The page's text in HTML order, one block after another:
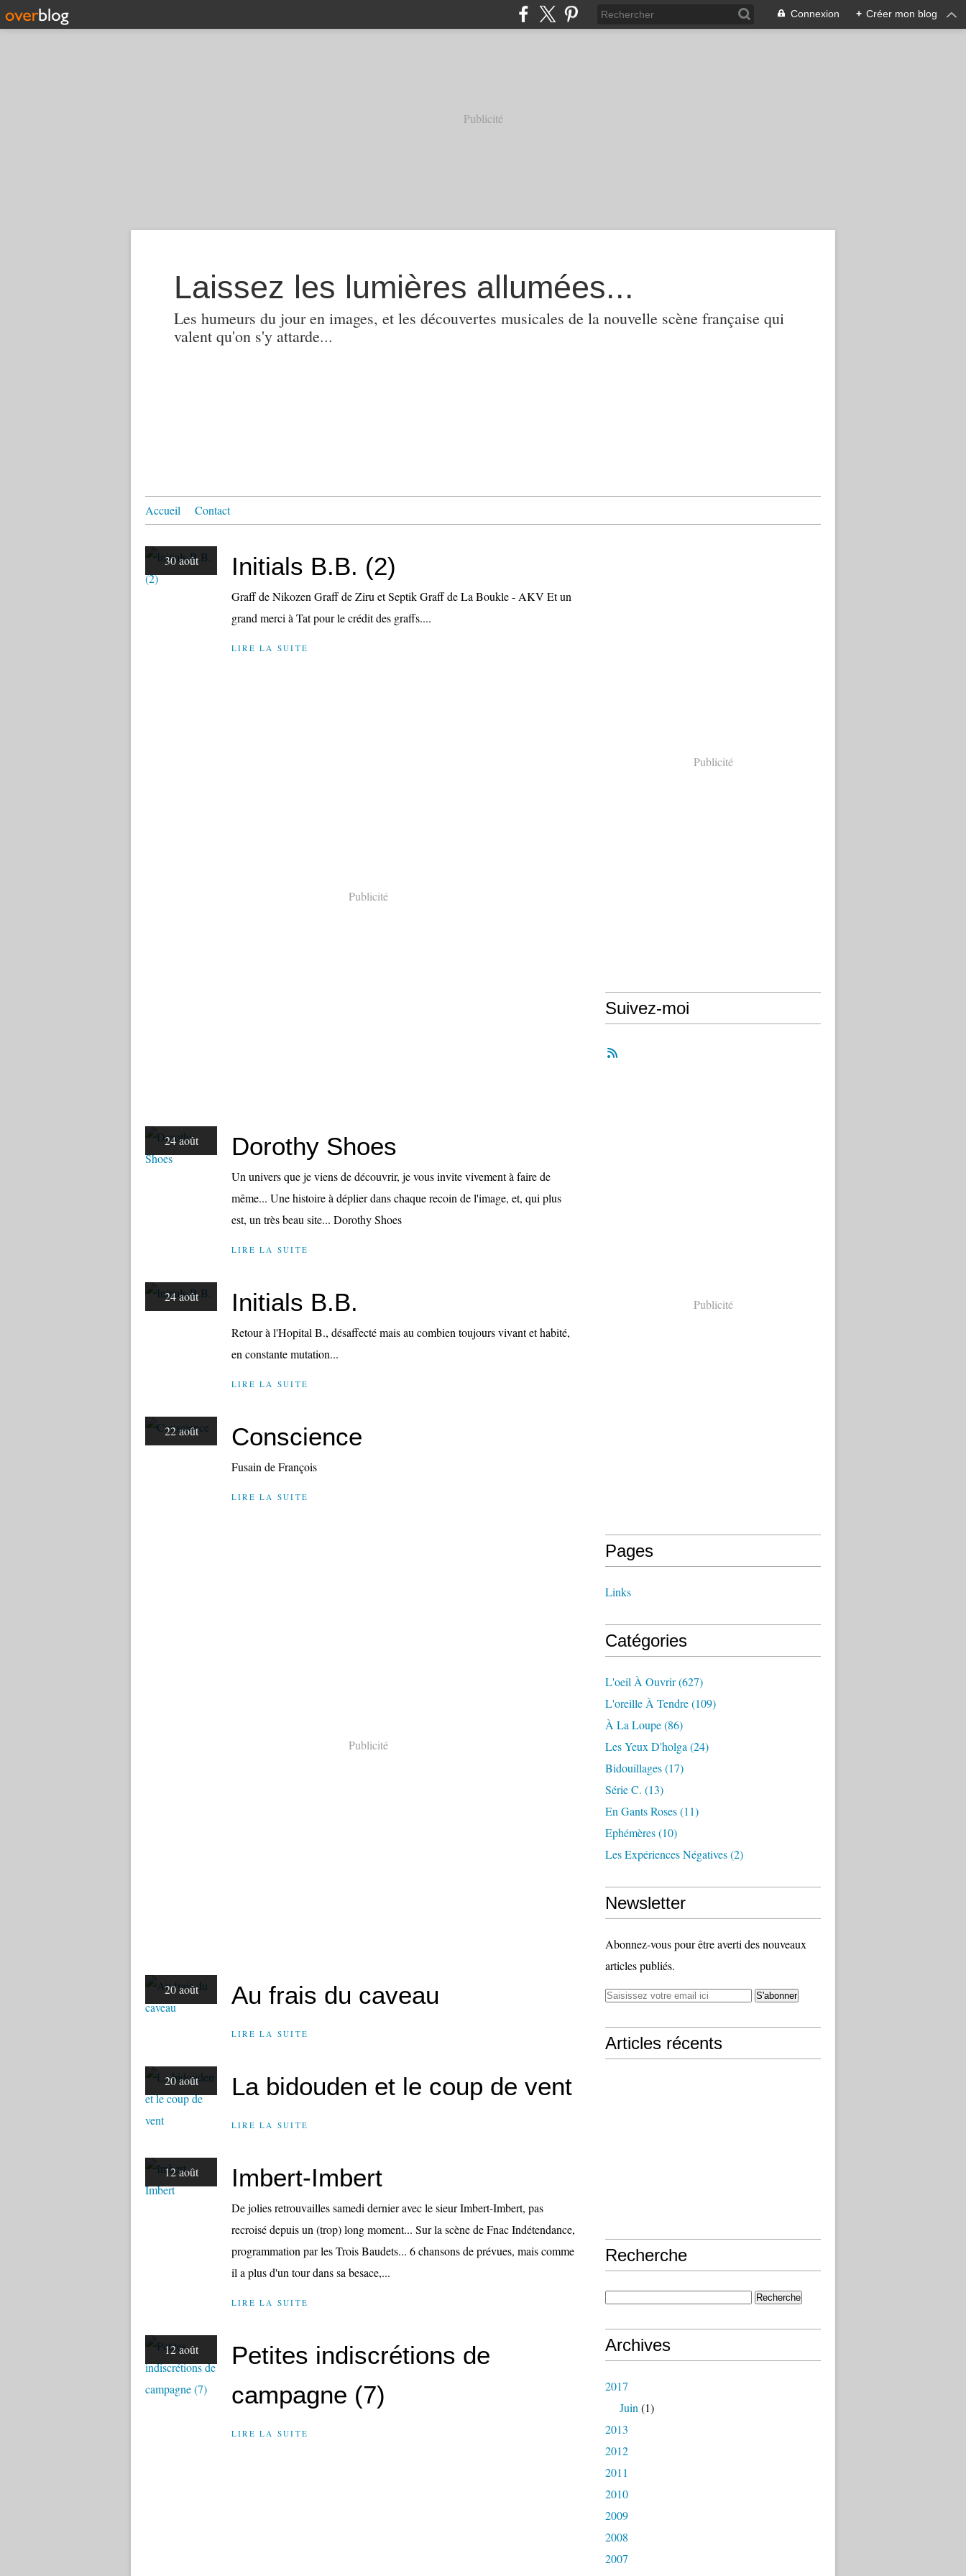
Connexion + Créer mon blog
Publicité
Laissez les lumières allumées...
Les humeurs du jour en images, et les découvertes musicales de la nouvelle scène française qui
valent qu'on s'y attarde...
Accueil Contact
30 août Initials B.B. (2)
Graff de Nikozen Graff de Ziru et Septik Graff de La Boukle - AKV Et un
grand merci à Tat pour le crédit des graffs....
LIRE LA SUITE
Publicité
24 août Dorothy Shoes
Un univers que je viens de découvrir, je vous invite vivement à faire de
même... Une histoire à déplier dans chaque recoin de l'image, et, qui plus
est, un très beau site... Dorothy Shoes
LIRE LA SUITE
24 août Initials B.B.
Retour à l'Hopital B., désaffecté mais au combien toujours vivant et habité,
en constante mutation...
LIRE LA SUITE
22 août Conscience
Fusain de François
LIRE LA SUITE
Publicité
20 août Au frais du caveau
LIRE LA SUITE
20 août La bidouden et le coup de vent
LIRE LA SUITE
12 août Imbert-Imbert
De jolies retrouvailles samedi dernier avec le sieur Imbert-Imbert, pas
recroisé depuis un (trop) long moment... Sur la scène de Fnac Indétendance,
programmation par les Trois Baudets... 6 chansons de prévues, mais comme
il a plus d'un tour dans sa besace,...
LIRE LA SUITE
12 août
Petites indiscrétions de
campagne (7)
LIRE LA SUITE
Publicité
Suivez-moi
Publicité
Pages
Links
Catégories
L'oeil À Ouvrir(627)
L'oreille À Tendre(109)
À La Loupe(86)
Les Yeux D'holga (24)
Bidouillages(17)
Série C. (13)
En Gants Roses(11)
Ephémères(10)
Les Expériences Négatives(2)
Newsletter
Abonnez-vous pour être averti des nouveaux
articles publiés.
Articles récents
Recherche
Archives
2017
Juin (1)
2013
2012
2011
2010
2009
2008
2007